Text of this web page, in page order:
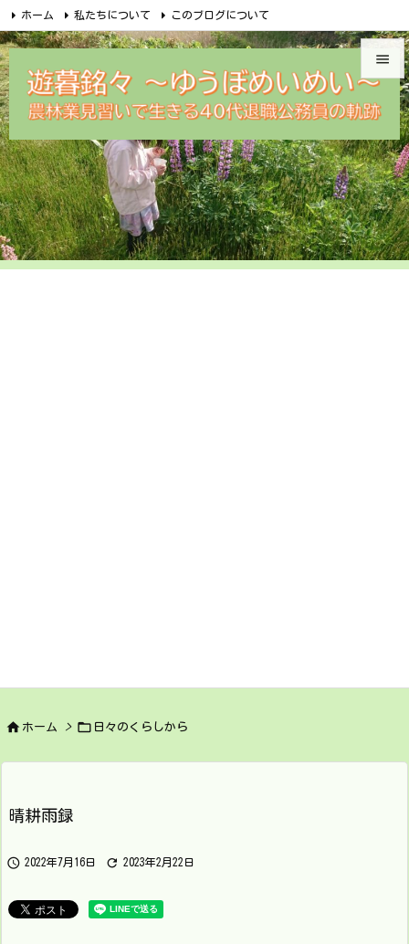


メニュ

サイド

前へ

次へ
ホーム 私たちについて このブログについて
無料メルマガ講座のご案内 めいめい企画オンラインショップ
遊暮銘々メルカリ 問合せ Facebook RSS Feedly
 ホーム >  日々のくらしから
晴耕雨録
 2022年7月16日  2023年2月22日